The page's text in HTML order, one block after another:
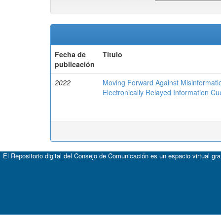
Fecha de
publicación
Título
2022
Moving Forward Against
Electronically Relayed Information
El Repositorio digital del Consejo de Comunicación es un espacio virtual